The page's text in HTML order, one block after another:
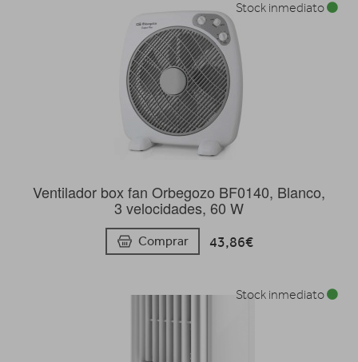
Ventilador box fan Orbegozo BF0140, Blanco,
3 velocidades, 60 W
Comprar 43,86€
Stock inmediato
Stock inmediato